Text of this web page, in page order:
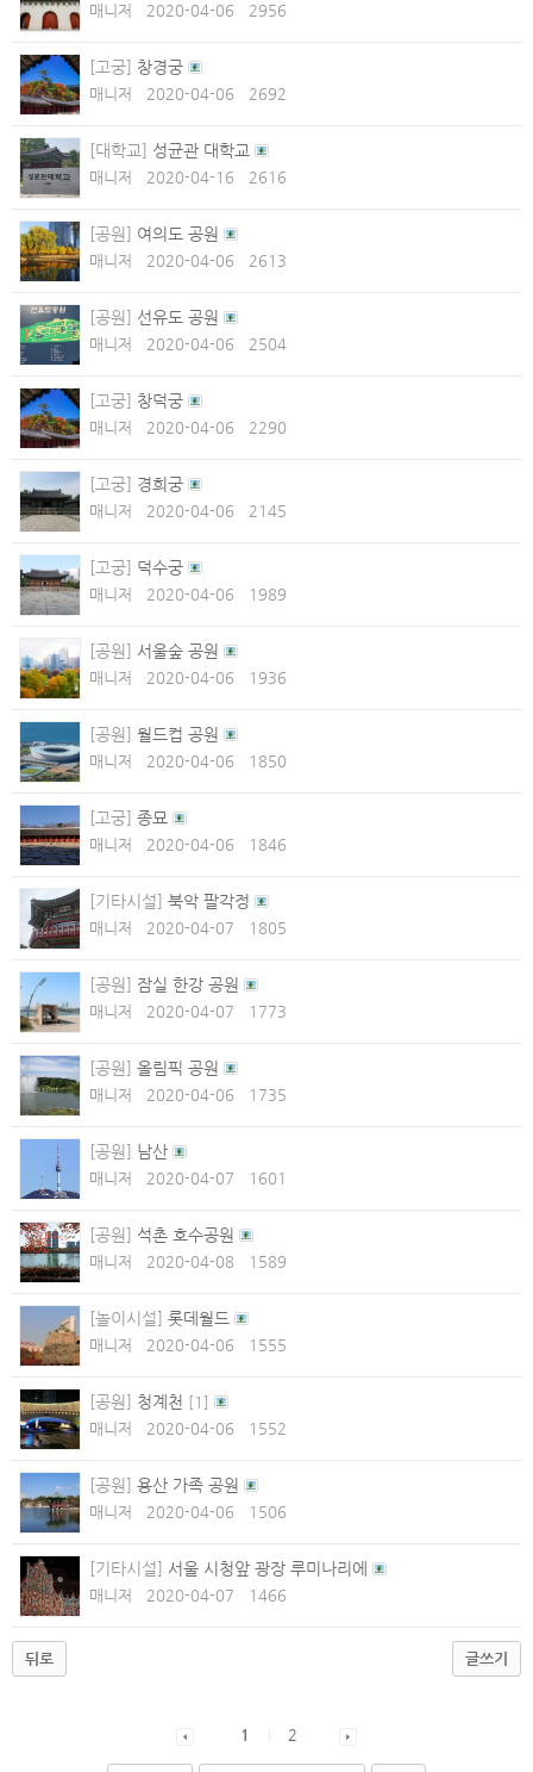
매니저 2020-04-06 2956
[고궁] 창경궁
매니저 2020-04-06 2692
[대학교] 성균관 대학교
매니저 2020-04-16 2616
[공원] 여의도 공원
매니저 2020-04-06 2613
[공원] 선유도 공원
매니저 2020-04-06 2504
[고궁] 창덕궁
매니저 2020-04-06 2290
[고궁] 경희궁
매니저 2020-04-06 2145
[고궁] 덕수궁
매니저 2020-04-06 1989
[공원] 서울숲 공원
매니저 2020-04-06 1936
[공원] 월드컵 공원
매니저 2020-04-06 1850
[고궁] 종묘
매니저 2020-04-06 1846
[기타시설] 북악 팔각정
매니저 2020-04-07 1805
[공원] 잠실 한강 공원
매니저 2020-04-07 1773
[공원] 올림픽 공원
매니저 2020-04-06 1735
[공원] 남산
매니저 2020-04-07 1601
[공원] 석촌 호수공원
매니저 2020-04-08 1589
[놀이시설] 롯데월드
매니저 2020-04-06 1555
[공원] 청계천 [ 1 ]
매니저
2020-04-06 1552
[공원] 용산 가족 공원
매니저 2020-04-06 1506
[기타시설] 서울 시청앞 광장 루미나리에
매니저 2020-04-07 1466
뒤로 글쓰기
1 2